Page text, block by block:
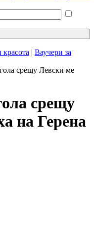
| Ваучери за
срещу Левски ме
срещу
на Герена